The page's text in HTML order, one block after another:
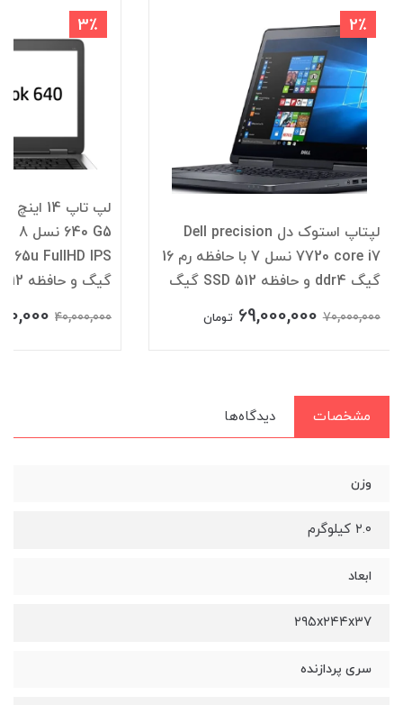
2٪
لپتاپ استوک دل Dell precision
7720 core i7 نسل 7 با حافظه رم 16
گیگ ddr4 و حافظه SSD 512 گیگ
70,000,000
69,000,000 تومان
3٪
گیگ و حافظه SSD 512
40,000,000
مشخصات دیدگاه‌ها
وزن
۲.۰ کیلوگرم
ابعاد
۲۹۵x۲۴۴x۳۷
سری پردازنده